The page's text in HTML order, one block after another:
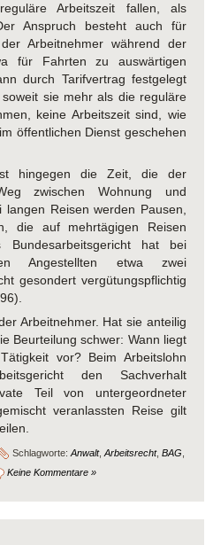
Arbeitszeit fallen, als
Anspruch besteht auch für
Arbeitnehmer während der
für Fahrten zu auswärtigen
durch Tarifvertrag festgelegt
sie mehr als die reguläre
keine Arbeitszeit sind, wie
öffentlichen Dienst geschehen
hingegen die Zeit, die der
zwischen Wohnung und
Reisen werden Pausen,
die auf mehrtägigen Reisen
Bundesarbeitsgericht hat bei
Angestellten etwa zwei
gesondert vergütungspflichtig
Arbeitnehmer. Hat sie anteilig
Beurteilung schwer: Wann liegt
vor? Beim Arbeitslohn
den Sachverhalt
Teil von untergeordneter
veranlassten Reise gilt
Schlagworte: Anwalt, Arbeitsrecht, BAG
Keine Kommentare »